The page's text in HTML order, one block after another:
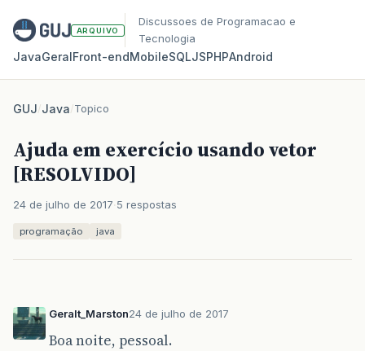
ARQUIVO
Discussoes de Programacao e
Tecnologia
JavaGeralFront‑endMobileSQLJSPHPAndroid
GUJ/Java/Topico
Ajuda em exercício usando vetor
[RESOLVIDO]
24 de julho de 2017 5 respostas
programação java
Geralt_Marston24 de julho de 2017
Boa noite, pessoal.